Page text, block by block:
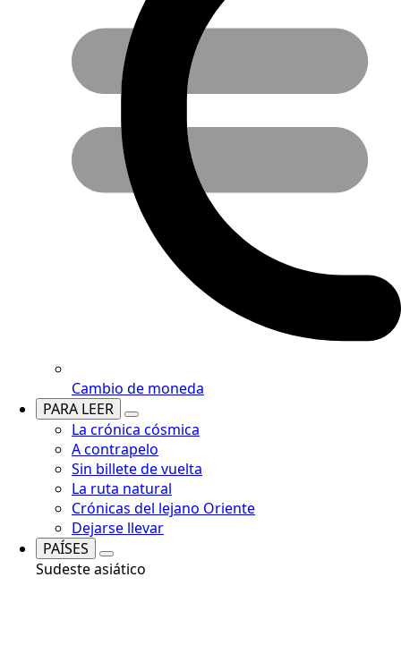
Cambio de moneda
PARA LEER
La crónica cósmica
A contrapelo
Sin billete de vuelta
La ruta natural
Crónicas del lejano Oriente
Dejarse llevar
PAÍSES
Sudeste asiático